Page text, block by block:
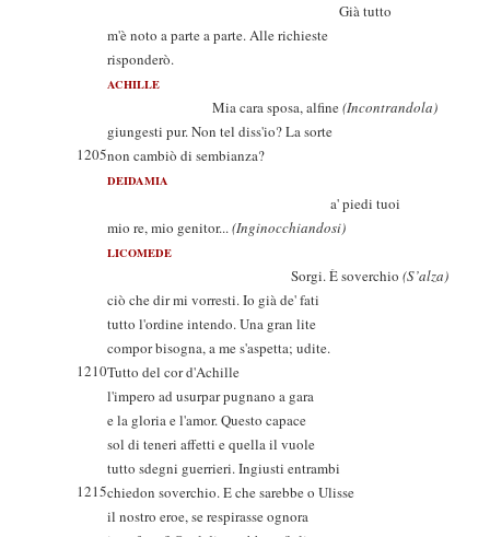
Già tutto
m'è noto a parte a parte. Alle richieste
risponderò.
ACHILLE
Mia cara sposa, alfine(Incontrandola)
giungesti pur. Non tel diss'io? La sorte
1205non cambiò di sembianza?
DEIDAMIA
a' piedi tuoi
mio re, mio genitor...(Inginocchiandosi)
LICOMEDE
Sorgi. È soverchio (S’alza)
ciò che dir mi vorresti. Io già de' fati
tutto l'ordine intendo. Una gran lite
compor bisogna, a me s'aspetta; udite.
1210Tutto del cor d'Achille
l'impero ad usurpar pugnano a gara
e la gloria e l'amor. Questo capace
sol di teneri affetti e quella il vuole
tutto sdegni guerrieri. Ingiusti entrambi
1215chiedon soverchio. E che sarebbe o Ulisse
il nostro eroe, se respirasse ognora